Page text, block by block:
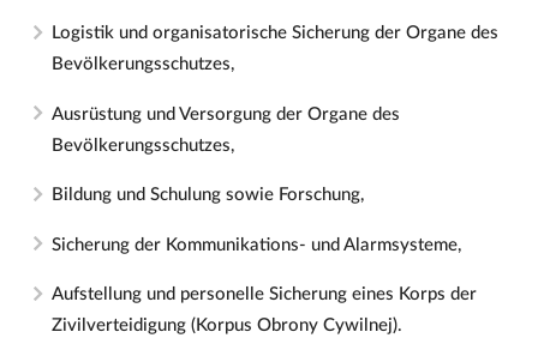
Logistik und organisatorische Sicherung der Organe des
Bevölkerungsschutzes,
Ausrüstung und Versorgung der Organe des
Bevölkerungsschutzes,
Bildung und Schulung sowie Forschung,
Sicherung der Kommunikations- und Alarmsysteme,
Aufstellung und personelle Sicherung eines Korps der
Zivilverteidigung (Korpus Obrony Cywilnej).